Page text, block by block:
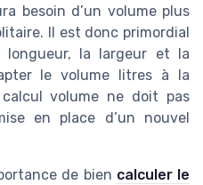
besoin d’un volume plus
Il est donc primordial
la largeur et la
le volume litres à la
volume ne doit pas
en place d’un nouvel
de bien calculer le